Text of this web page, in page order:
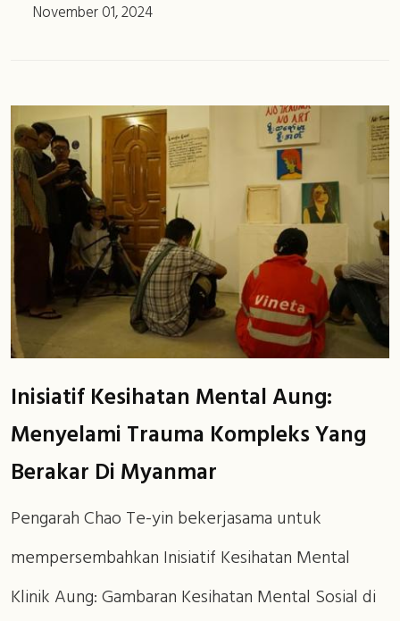
November 01, 2024
Inisiatif Kesihatan Mental Aung:
Menyelami Trauma Kompleks Yang
Berakar Di Myanmar
Pengarah Chao Te-yin bekerjasama untuk
mempersembahkan Inisiatif Kesihatan Mental
Klinik Aung: Gambaran Kesihatan Mental Sosial di